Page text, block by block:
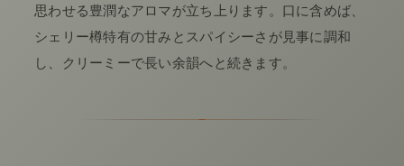
思わせる豊潤なアロマが立ち上ります。口に含めば、
シェリー樽特有の甘みとスパイシーさが見事に調和
し、クリーミーで長い余韻へと続きます。